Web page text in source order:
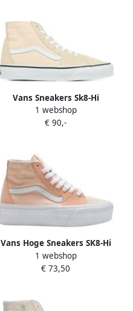
Vans Sneakers Sk8-Hi
Tapered
1 webshop
€ 90,-
Vans Hoge Sneakers SK8-Hi
TAPERED STACKFORM
1 webshop
€ 73,50